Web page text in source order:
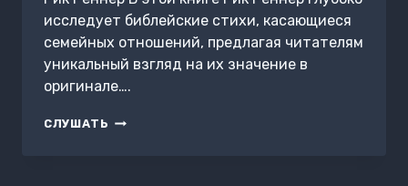
исследует библейские стихи, касающиеся
семейных отношений, предлагая читателям
уникальный взгляд на их значение в
оригинале….
СЛУШАТЬ СЕКРЕТЫ